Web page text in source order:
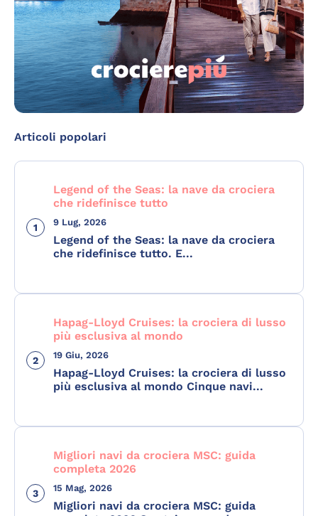
Articoli popolari
Legend of the Seas: la nave da crociera
che ridefinisce tutto
9 Lug, 2026
Legend of the Seas: la nave da crociera
che ridefinisce tutto. E...
Hapag-Lloyd Cruises: la crociera di lusso
più esclusiva al mondo
19 Giu, 2026
Hapag-Lloyd Cruises: la crociera di lusso
più esclusiva al mondo Cinque navi...
Migliori navi da crociera MSC: guida
completa 2026
15 Mag, 2026
Migliori navi da crociera MSC: guida